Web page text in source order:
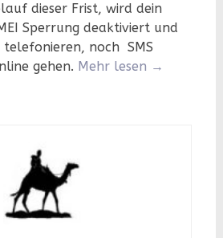
dieser Frist, wird dein
Sperrung deaktiviert und
noch SMS
gehen. Mehr lesen →